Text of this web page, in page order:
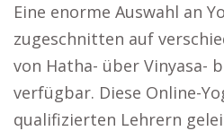
Eine enorme Auswahl an
zugeschnitten auf
von Hatha- über Vinyasa-
verfügbar. Diese Online-
qualifizierten Lehrern